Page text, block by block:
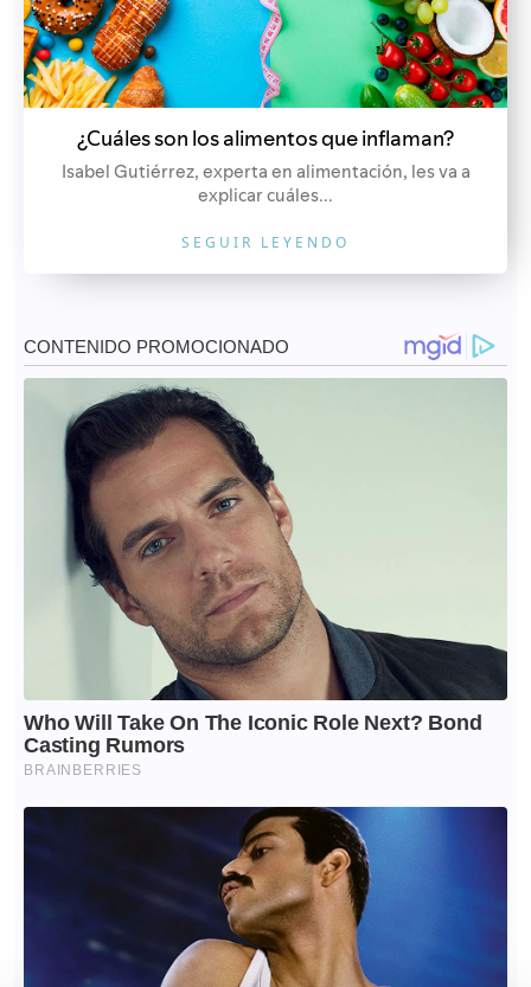
¿Cuáles son los alimentos que inflaman?
Isabel Gutiérrez, experta en alimentación, les va a
explicar cuáles...
SEGUIR LEYENDO